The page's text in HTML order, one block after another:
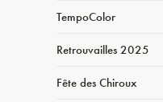
TempoColor
Retrouvailles 2025
Fête des Chiroux